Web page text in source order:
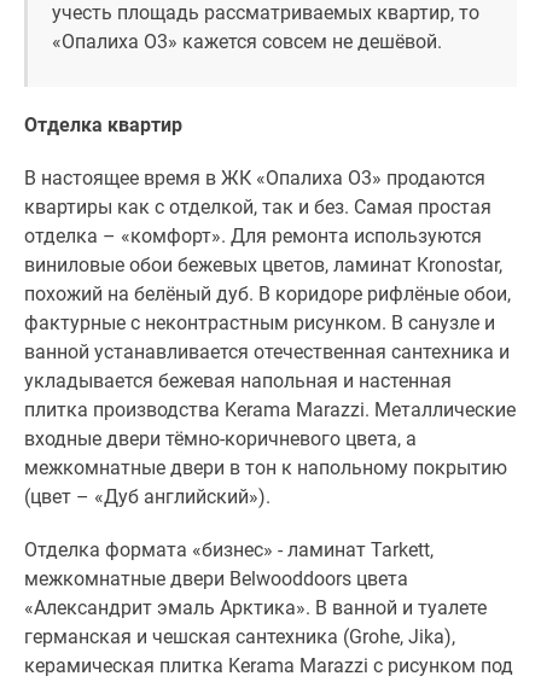
учесть площадь рассматриваемых квартир, то
«Опалиха О3» кажется совсем не дешёвой.
Отделка квартир
В настоящее время в ЖК «Опалиха О3» продаются
квартиры как с отделкой, так и без. Самая простая
отделка – «комфорт». Для ремонта используются
виниловые обои бежевых цветов, ламинат Kronostar,
похожий на белёный дуб. В коридоре рифлёные обои,
фактурные с неконтрастным рисунком. В санузле и
ванной устанавливается отечественная сантехника и
укладывается бежевая напольная и настенная
плитка производства Kerama Marazzi. Металлические
входные двери тёмно-коричневого цвета, а
межкомнатные двери в тон к напольному покрытию
(цвет – «Дуб английский»).
Отделка формата «бизнес» - ламинат Tarkett,
межкомнатные двери Belwooddoors цвета
«Александрит эмаль Арктика». В ванной и туалете
германская и чешская сантехника (Grohe, Jika),
керамическая плитка Kerama Marazzi с рисунком под